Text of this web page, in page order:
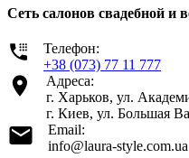
Сеть салонов свадебной и
Телефон:
+38 (073) 77 11 777
Адреса:
г. Харьков, ул.
г. Киев, ул. Большая
Email:
info@laura-style.com.ua